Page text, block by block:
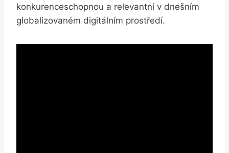
konkurenceschopnou a relevantní v dnešním
globalizovaném digitálním prostředí.